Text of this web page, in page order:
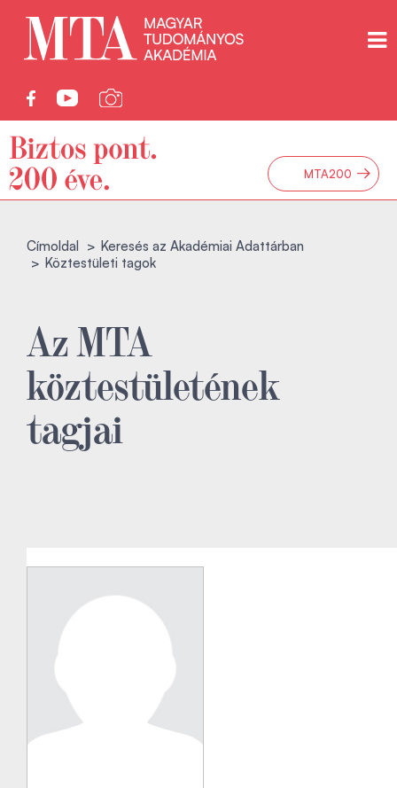
MTA200 →
Címoldal
Keresés az Akadémiai Adattárban
Köztestületi tagok
Az MTA
köztestületének
tagjai